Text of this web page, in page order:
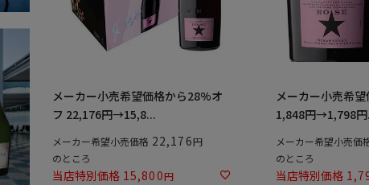
メーカー小売希望価格から28%オ
フ 22,176円→15,8...
メーカー希望小売価格 22,176
のところ
当店特別価格 15,800
メーカー小売希
1,848円→1,798円
メーカー希望小売価
のところ
当店特別価格